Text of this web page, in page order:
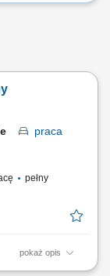
praca
pełny
pokaż opis
za: